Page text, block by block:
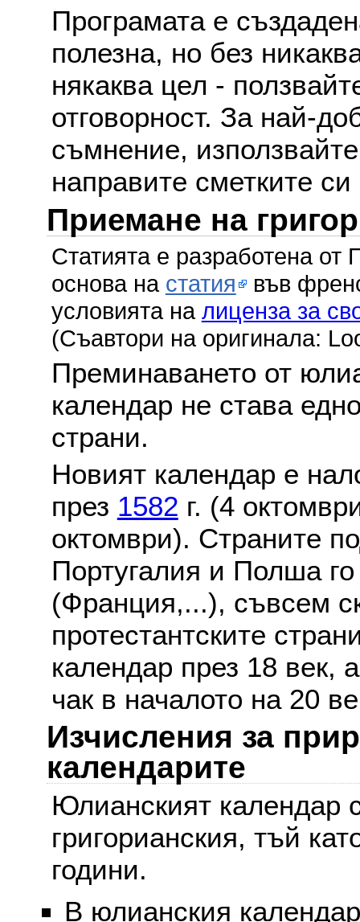
Програмата е
полезна, но без
някаква цел -
отговорност. За най-
съмнение,
направите сметките
Приемане на
Статията е разработена
основа на статия във
условията на лиценза за
(Съавтори на оригинала:
Преминаването от
календар не става
страни.
Новият календар е
през 1582 г. (4
октомври). Страните
Португалия и Полша
(Франция,...), съвсем
протестантските
календар през 18 век,
чак в началото на 20
Изчисления за
календарите
Юлианският календар
григорианския, тъй
години.
В юлианския